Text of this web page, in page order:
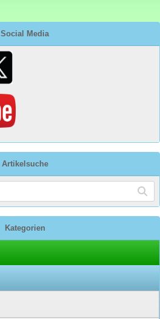
Social Media
Artikelsuche
Kategorien